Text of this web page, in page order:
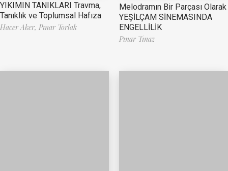
YIKIMIN TANIKLARI Travma,
Tanıklık ve Toplumsal Hafıza
Hacer Aker, Pınar Torlak
Melodramın Bir Parçası Olarak
YEŞİLÇAM SİNEMASINDA
ENGELLİLİK
Pınar Tınaz